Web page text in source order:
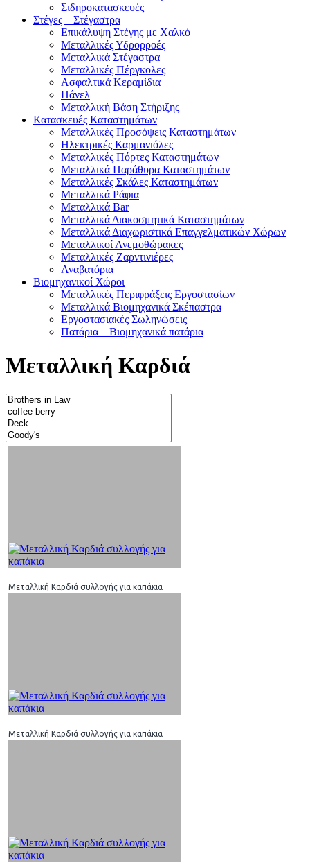
Σιδηροκατασκευές
Στέγες – Στέγαστρα
Επικάλυψη Στέγης με Χαλκό
Μεταλλικές Υδρορροές
Μεταλλικά Στέγαστρα
Μεταλλικές Πέργκολες
Ασφαλτικά Κεραμίδια
Πάνελ
Μεταλλική Βάση Στήριξης
Κατασκευές Καταστημάτων
Μεταλλικές Προσόψεις Καταστημάτων
Ηλεκτρικές Καρμανιόλες
Μεταλλικές Πόρτες Καταστημάτων
Μεταλλικά Παράθυρα Καταστημάτων
Μεταλλικές Σκάλες Καταστημάτων
Μεταλλικά Ράφια
Μεταλλικά Bar
Μεταλλικά Διακοσμητικά Καταστημάτων
Μεταλλικά Διαχωριστικά Επαγγελματικών Χώρων
Μεταλλικοί Ανεμοθώρακες
Μεταλλικές Ζαρντινιέρες
Αναβατόρια
Βιομηχανικοί Χώροι
Μεταλλικές Περιφράξεις Εργοστασίων
Μεταλλικά Βιομηχανικά Σκέπαστρα
Εργοστασιακές Σωληνώσεις
Πατάρια – Βιομηχανικά πατάρια
Μεταλλική Καρδιά
Μεταλλική Καρδιά συλλογής για καπάκια
Μεταλλική Καρδιά συλλογής για καπάκια